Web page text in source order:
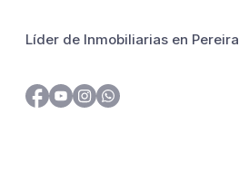
Líder de Inmobiliarias en Pereira